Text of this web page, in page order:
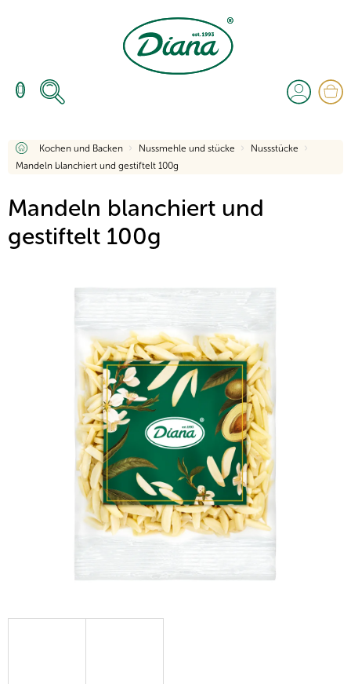
Startseite
Kochen und Backen Nussmehle und stücke
Nussstücke
Mandeln blanchiert und gestiftelt 100g
Mandeln blanchiert und
gestiftelt 100g